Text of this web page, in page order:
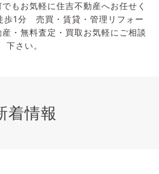
もお気軽に住吉不動産へお任せく
歩1分 売買・賃貸・管理リフォー
・無料査定・買取お気軽にご相談
下さい。
着情報